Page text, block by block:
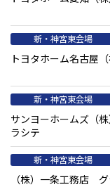
新・神宮東会場
トヨタホーム名古屋
新・神宮東会場
サンヨーホームズ（
ラシテ
新・神宮東会場
（株）一条工務店